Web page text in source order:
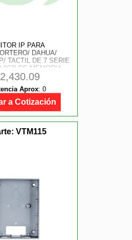
IP PARA
DAHUA/
TACTIL DE 7 SERIE
8GB DE MEMORIA
POE ESTANDAR,
MISD, SOPORTA
GRUPAL, VIDEOS,
6 E/ S DE ALARMA, Y
9 MO
Aprox: 0
a Cotización
VTM115